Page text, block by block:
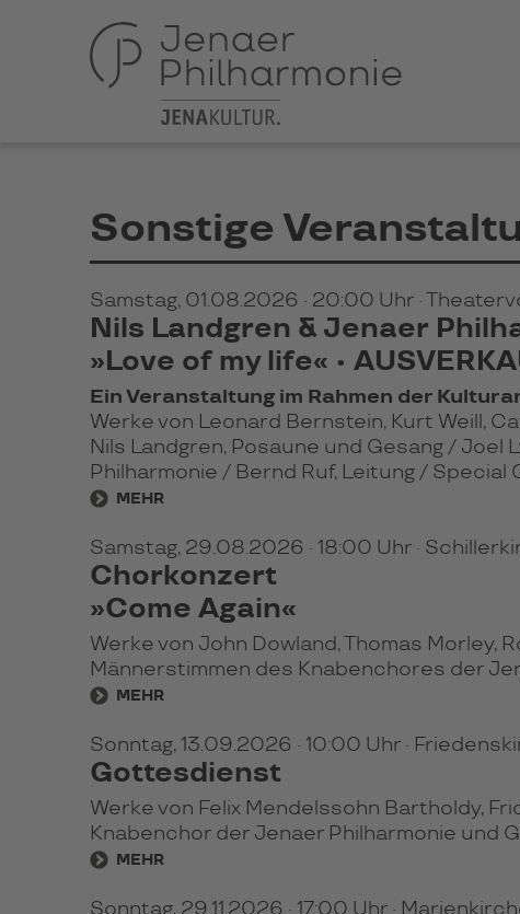
Sonstige
Samstag, 01.08.2026 · 20:00 Uhr ·
Nils Landgren & Jenaer
»Love of my life« •
Ein Veranstaltung im Rahmen der
Werke von Leonard Bernstein, Kurt Weill,
Nils Landgren, Posaune und Gesang / Joel
Philharmonie / Bernd Ruf, Leitung / Special
MEHR
Samstag, 29.08.2026 · 18:00 Uhr ·
Chorkonzert
»Come Again«
Werke von John Dowland, Thomas Morley,
Männerstimmen des Knabenchores der
MEHR
Sonntag, 13.09.2026 · 10:00 Uhr ·
Gottesdienst
Werke von Felix Mendelssohn Bartholdy,
Knabenchor der Jenaer Philharmonie und
MEHR
Sonntag, 29.11.2026 · 17:00 Uhr ·